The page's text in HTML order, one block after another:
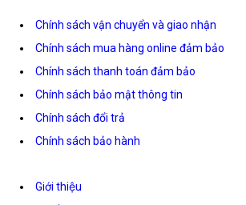
Chính sách vận chuyển và giao nhận
Chính sách mua hàng online đảm bảo
Chính sách thanh toán đảm bảo
Chính sách bảo mật thông tin
Chính sách đổi trả
Chính sách bảo hành
Giới thiệu